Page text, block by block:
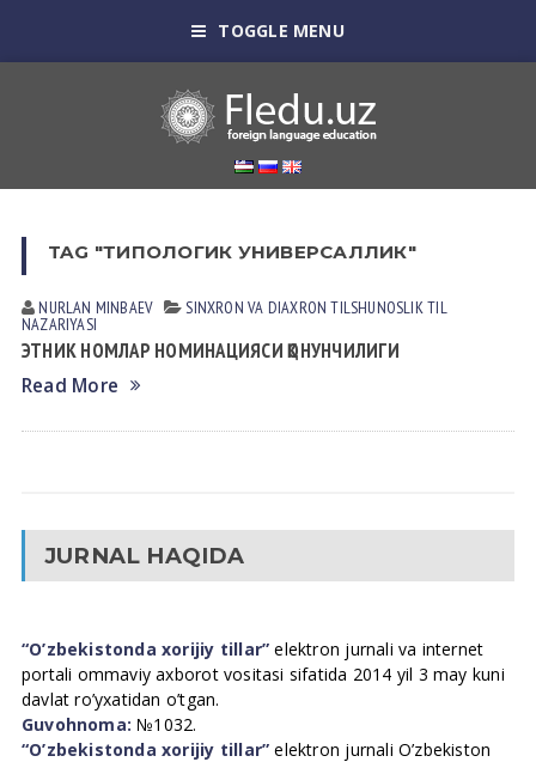
TOGGLE MENU
TAG "ТИПОЛОГИК УНИВЕРСАЛЛИК"
NURLAN MINBАEV SINXRON VА DIАXRON TILSHUNOSLIKTIL
NАZАRIYASI
ЭТНИК НОМЛАР НОМИНАЦИЯСИ ҚОНУНЧИЛИГИ
Read More
JURNAL HAQIDA
“O’zbekistonda xorijiy tillar” elektron jurnali va internet
portali ommaviy axborot vositasi sifatida 2014 yil 3 may kuni
davlat ro’yxatidan o’tgan.
Guvohnoma: №1032.
“O’zbekistonda xorijiy tillar” elektron jurnali O’zbekiston